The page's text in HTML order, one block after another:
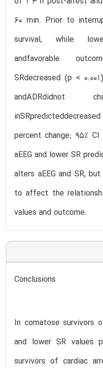
60 min. Prior to
survival, while
andfavorable
SRdecreased (p <
andADRdidnot
percent change; 95% CI
aEEG and lower SR
alters aEEG and SR,
to affect the
values and outcome.
Conclusions
In comatose survivors
and lower SR values
survivors of cardiac